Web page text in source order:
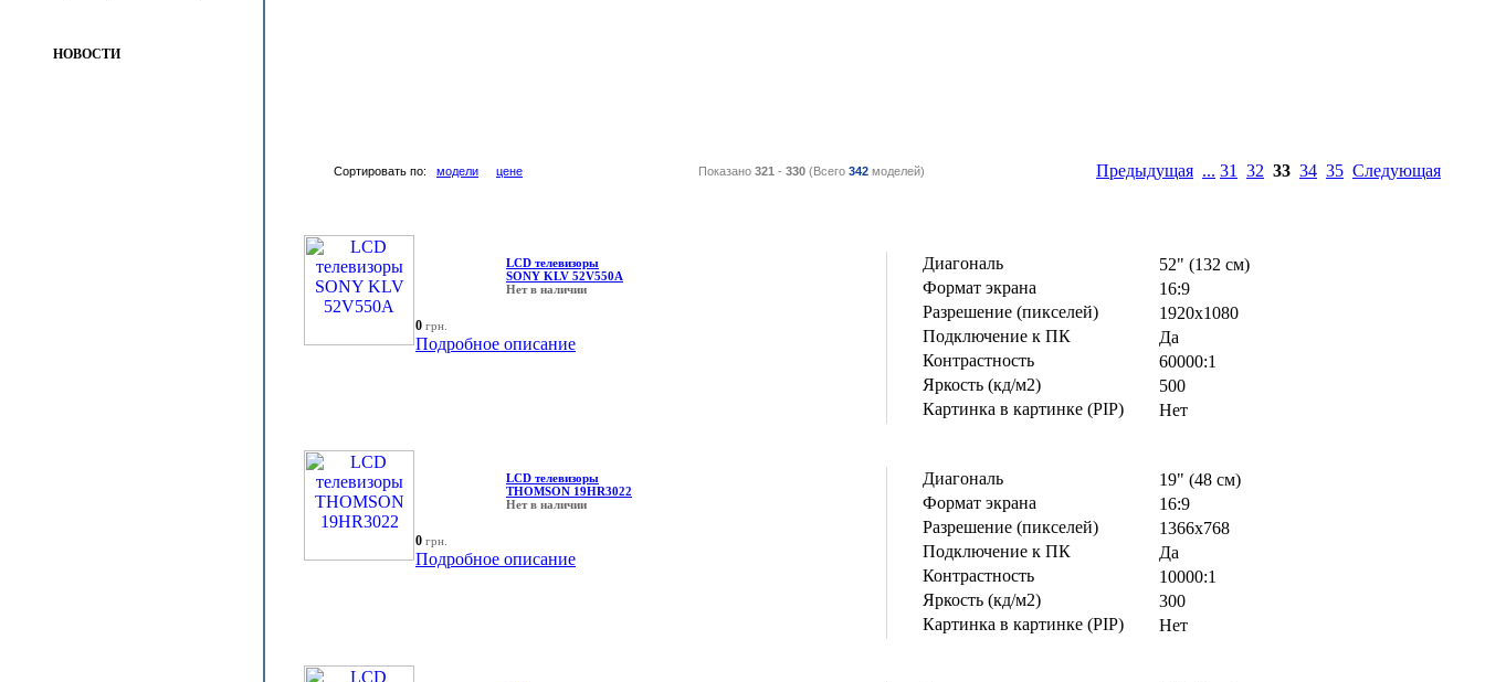
НОВОСТИ
Сортировать по: модели цене Показано 321 - 330(Всего 342моделей) Предыдущая ... 31 32 33 34 35 Следующая
LCD телевизоры
SONY KLV 52V550A
Нет в наличии
Диагональ
52" (132 см)
Формат экрана
16:9
Разрешение (пикселей)
1920х1080
Подключение к ПК
Да
Контрастность
60000:1
Яркость (кд/м2)
500
Картинка в картинке (PIP)
Нет
0 грн.
Подробное описание
LCD телевизоры
THOMSON 19HR3022
Нет в наличии
Диагональ
19" (48 см)
Формат экрана
16:9
Разрешение (пикселей)
1366х768
Подключение к ПК
Да
Контрастность
10000:1
Яркость (кд/м2)
300
Картинка в картинке (PIP)
Нет
0 грн.
Подробное описание